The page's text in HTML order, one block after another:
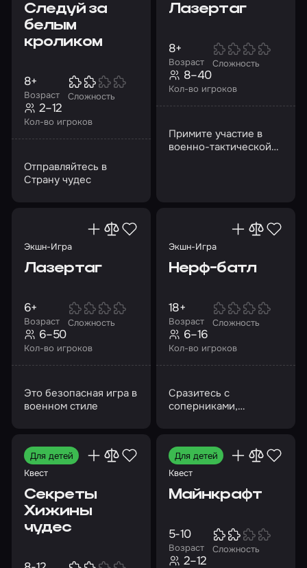
Следуй за
белым
кроликом
Возраст
8+
Сложность
Кол-во игроков
2–12
Отправляйтесь в
Страну чудес
Лазертаг
Возраст
8+
Сложность
Кол-во игроков
8–40
Примите участие в
военно-тактической
Экшн-Игра
Лазертаг
Возраст
6+
Сложность
Кол-во игроков
6–50
Это безопасная игра в
военном стиле
Экшн-Игра
Нерф-батл
Возраст
18+
Сложность
Кол-во игроков
6–16
Сразитесь с
соперниками,
Для детей
Квест
Секреты
Хижины
чудес
Для детей
Квест
Майнкрафт
Возраст
5-10
Сложность
2–12